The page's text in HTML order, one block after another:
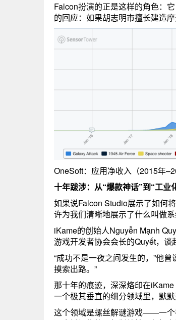
Falcon扮演的正是这样的角色：
的回应：如果胡志明市擅长建造
OneSoft：应用净收入（2015年
十年跋涉：从“爆款神话”到“工业
如果说Falcon Studio展示了如何
许为我们清晰地展示了什么叫做
iKame的创始人Nguyễn Mạnh
游戏开发者协会会长的Quyết，谈
“成功不是一夜之间发生的，”他
摸索出路。”
那十年的痕迹，深深烙印在
一个极其垂直的细分领域里，默
这个领域是螺丝解谜游戏——一个